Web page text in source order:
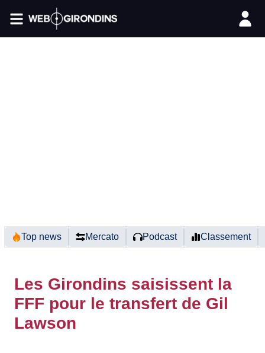
Top news Mercato Podcast Classement
Les Girondins saisissent la
FFF pour le transfert de Gil
Lawson